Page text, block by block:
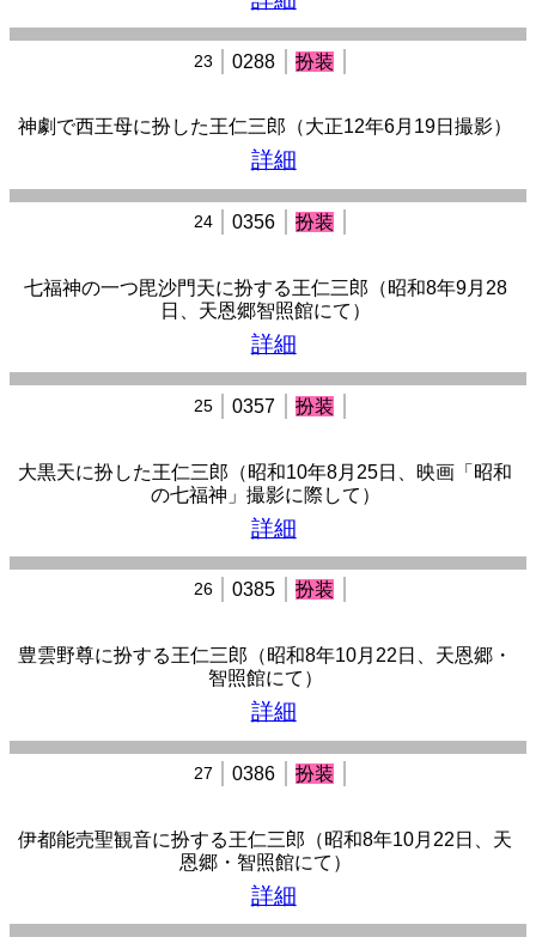
23 0288 扮装
神劇で西王母に扮した王仁三郎（大正12年6月19日撮影）
詳細
24 0356 扮装
七福神の一つ毘沙門天に扮する王仁三郎（昭和8年9月28
日、天恩郷智照館にて）
詳細
25 0357 扮装
大黒天に扮した王仁三郎（昭和10年8月25日、映画「昭和
の七福神」撮影に際して）
詳細
26 0385 扮装
豊雲野尊に扮する王仁三郎（昭和8年10月22日、天恩郷・
智照館にて）
詳細
27 0386 扮装
伊都能売聖観音に扮する王仁三郎（昭和8年10月22日、天
恩郷・智照館にて）
詳細